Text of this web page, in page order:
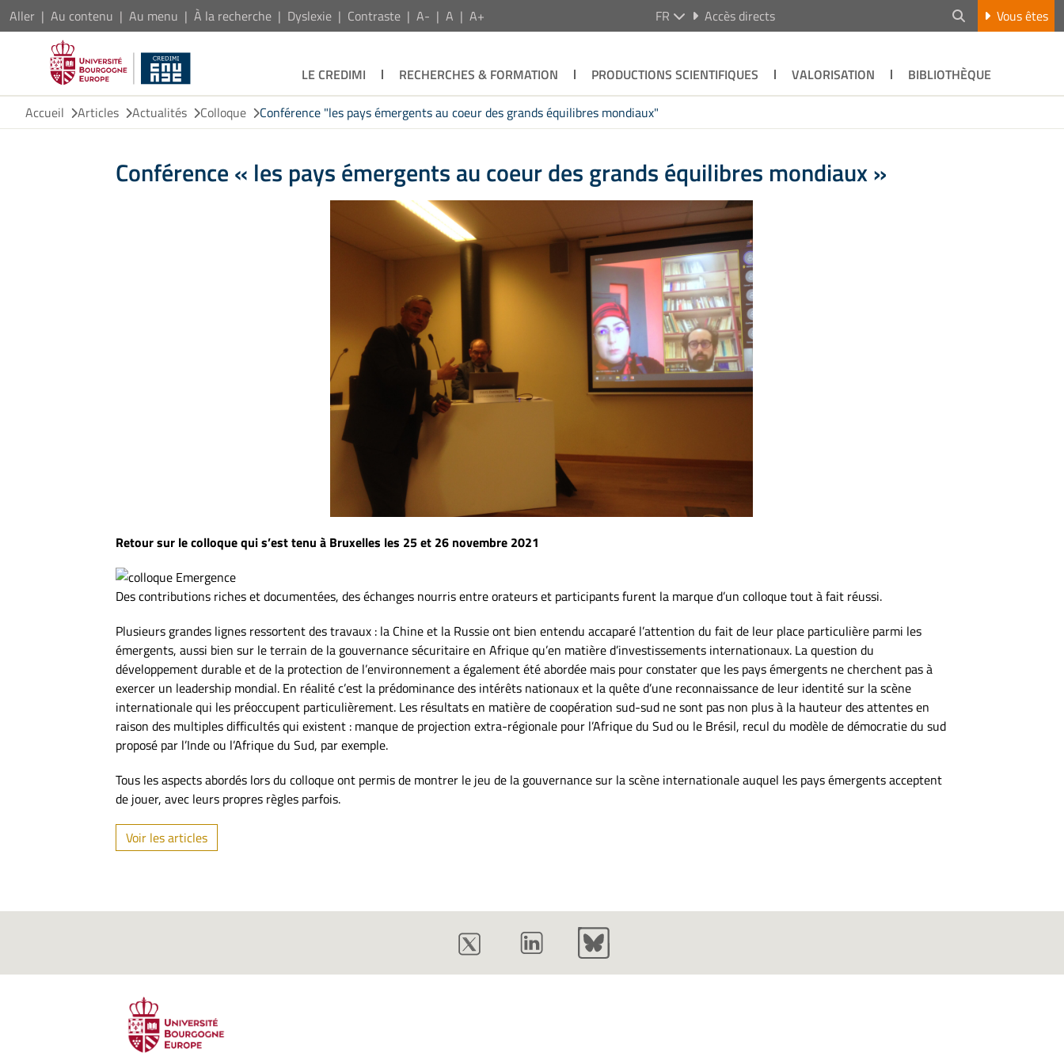
Aller Au contenu Au menu À la recherche Dyslexie Contraste A- A A+ FR Accès directs Vous êtes
LE CREDIMI RECHERCHES & FORMATION PRODUCTIONS SCIENTIFIQUES VALORISATION
BIBLIOTHÈQUE
Accueil
Articles Actualités Colloque Conférence "les pays émergents au coeur des grands équilibres mondiaux"
Conférence « les pays émergents au coeur des grands équilibres mondiaux »
Retour sur le colloque qui s’est tenu à Bruxelles les 25 et 26 novembre 2021
Des contributions riches et documentées, des échanges nourris entre orateurs et participants furent la marque d’un colloque tout à fait réussi.
Plusieurs grandes lignes ressortent des travaux : la Chine et la Russie ont bien entendu accaparé l’attention du fait de leur place particulière parmi les
émergents, aussi bien sur le terrain de la gouvernance sécuritaire en Afrique qu’en matière d’investissements internationaux. La question du
développement durable et de la protection de l’environnement a également été abordée mais pour constater que les pays émergents ne cherchent pas à
exercer un leadership mondial. En réalité c’est la prédominance des intérêts nationaux et la quête d’une reconnaissance de leur identité sur la scène
internationale qui les préoccupent particulièrement. Les résultats en matière de coopération sud-sud ne sont pas non plus à la hauteur des attentes en
raison des multiples difficultés qui existent : manque de projection extra-régionale pour l’Afrique du Sud ou le Brésil, recul du modèle de démocratie du sud
proposé par l’Inde ou l’Afrique du Sud, par exemple.
Tous les aspects abordés lors du colloque ont permis de montrer le jeu de la gouvernance sur la scène internationale auquel les pays émergents acceptent
de jouer, avec leurs propres règles parfois.
Voir les articles